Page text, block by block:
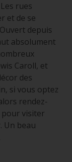
rues
et de se
depuis
absolument
Caroll, et
des
si vous optez
rendez-
pour visiter
Un beau